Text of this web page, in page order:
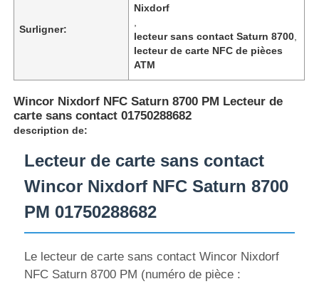
Surligner:
Nixdorf
lecteur sans contact Saturn 8700
lecteur de carte NFC de pièces
ATM
Wincor Nixdorf NFC Saturn 8700 PM Lecteur de
carte sans contact 01750288682
description de:
Lecteur de carte sans contact
Wincor Nixdorf NFC Saturn 8700
PM 01750288682
Le lecteur de carte sans contact Wincor Nixdorf
NFC Saturn 8700 PM (numéro de pièce :